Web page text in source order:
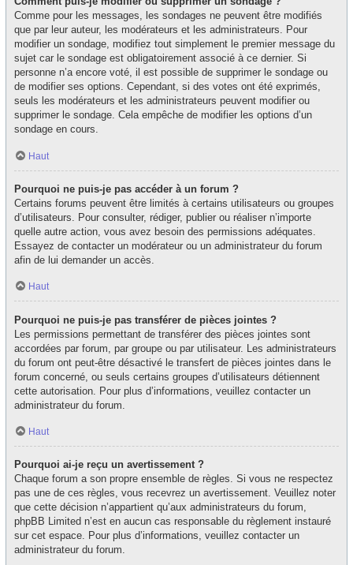
Comme pour les messages, les sondages ne peuvent être modifiés
que par leur auteur, les modérateurs et les administrateurs. Pour
modifier un sondage, modifiez tout simplement le premier message du
sujet car le sondage est obligatoirement associé à ce dernier. Si
personne n’a encore voté, il est possible de supprimer le sondage ou
de modifier ses options. Cependant, si des votes ont été exprimés,
seuls les modérateurs et les administrateurs peuvent modifier ou
supprimer le sondage. Cela empêche de modifier les options d’un
sondage en cours.
Haut
Pourquoi ne puis-je pas accéder à un forum ?
Certains forums peuvent être limités à certains utilisateurs ou groupes
d’utilisateurs. Pour consulter, rédiger, publier ou réaliser n’importe
quelle autre action, vous avez besoin des permissions adéquates.
Essayez de contacter un modérateur ou un administrateur du forum
afin de lui demander un accès.
Haut
Pourquoi ne puis-je pas transférer de pièces jointes ?
Les permissions permettant de transférer des pièces jointes sont
accordées par forum, par groupe ou par utilisateur. Les administrateurs
du forum ont peut-être désactivé le transfert de pièces jointes dans le
forum concerné, ou seuls certains groupes d’utilisateurs détiennent
cette autorisation. Pour plus d’informations, veuillez contacter un
administrateur du forum.
Haut
Pourquoi ai-je reçu un avertissement ?
Chaque forum a son propre ensemble de règles. Si vous ne respectez
pas une de ces règles, vous recevrez un avertissement. Veuillez noter
que cette décision n’appartient qu’aux administrateurs du forum,
phpBB Limited n’est en aucun cas responsable du règlement instauré
sur cet espace. Pour plus d’informations, veuillez contacter un
administrateur du forum.